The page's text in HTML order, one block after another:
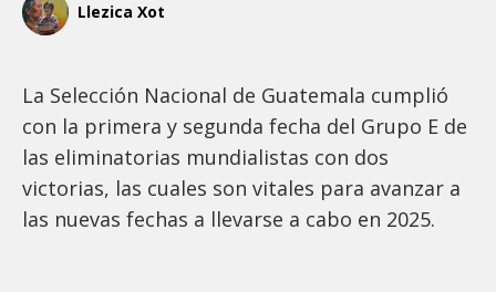
Llezica Xot
La Selección Nacional de Guatemala cumplió
con la primera y segunda fecha del Grupo E de
las eliminatorias mundialistas con dos
victorias, las cuales son vitales para avanzar a
las nuevas fechas a llevarse a cabo en 2025.